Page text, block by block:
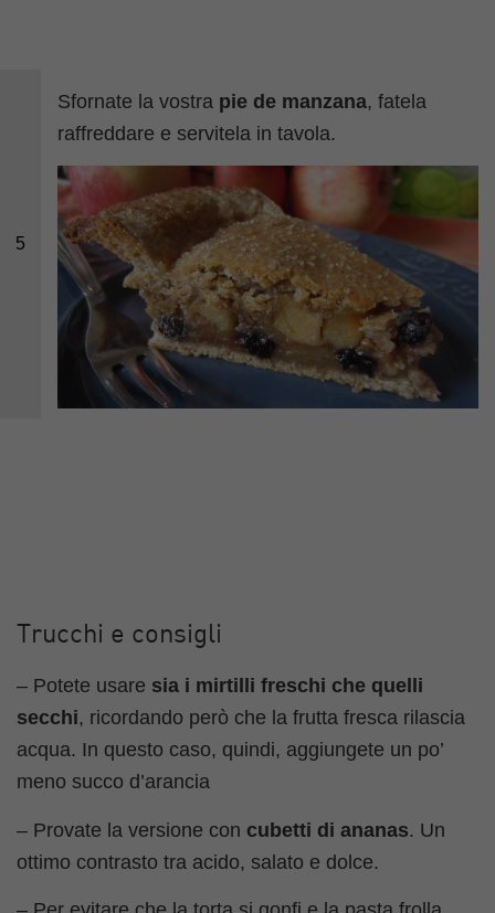
5
Sfornate la vostra pie de manzana, fatela
raffreddare e servitela in tavola.
Trucchi e consigli
– Potete usare sia i mirtilli freschi che quelli
secchi, ricordando però che la frutta fresca rilascia
acqua. In questo caso, quindi, aggiungete un po’
meno succo d’arancia
– Provate la versione con cubetti di ananas. Un
ottimo contrasto tra acido, salato e dolce.